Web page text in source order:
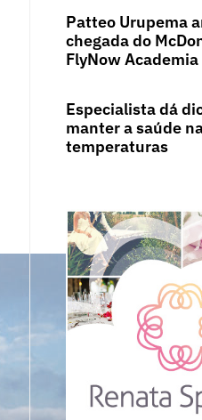
Patteo Urupema
chegada do
FlyNow Academia
Especialista dá
manter a saúde
temperaturas